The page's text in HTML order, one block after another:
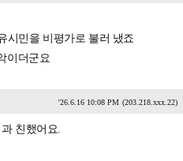
시민을 비평가로 불러 냈죠
이더군요
'26.6.16 10:08 PM (203.218.xxx.22)
친했어요.